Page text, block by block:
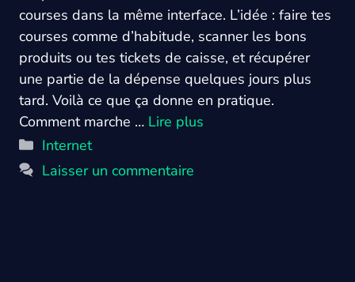
courses dans la même interface. L’idée : faire tes
courses comme d’habitude, scanner les bons
produits ou tes tickets de caisse, et récupérer
une partie de la dépense quelques jours plus
tard. Voilà ce que ça donne en pratique.
Comment marche … Lire plus
Catégories
Internet
Laisser un commentaire